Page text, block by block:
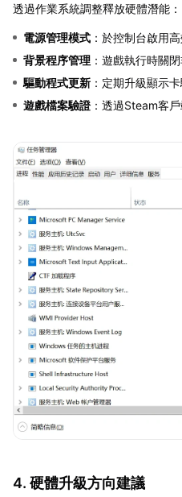
透過作業系統調整釋放硬體潛能：
電源管理模式 ：於控制台啟用
背景程序管理 ：遊戲執行時關
驅動程式更新 ：定期升級顯示
遊戲檔案驗證：透過Steam客
4. 硬體升級方向建議